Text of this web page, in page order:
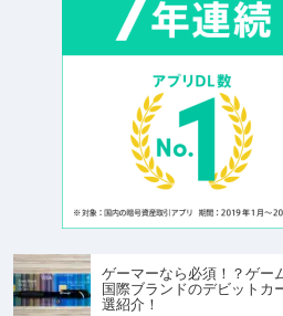
ゲーマーなら必須！？ゲー
国際ブランドのデビットカ
選紹介！